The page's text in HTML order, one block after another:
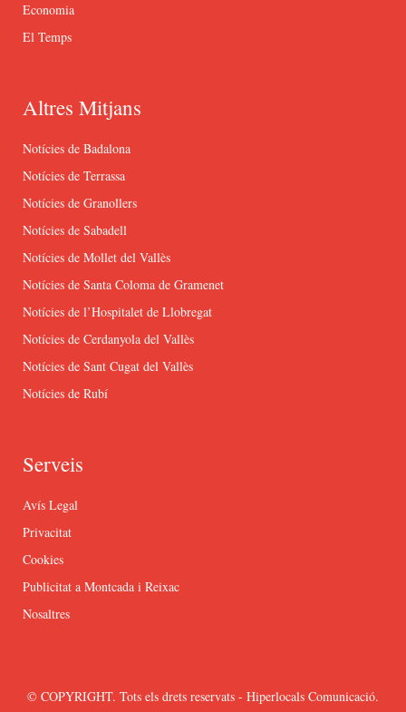
Economia
El Temps
Altres Mitjans
Notícies de Badalona
Notícies de Terrassa
Notícies de Granollers
Notícies de Sabadell
Notícies de Mollet del Vallès
Notícies de Santa Coloma de Gramenet
Notícies de l’Hospitalet de Llobregat
Notícies de Cerdanyola del Vallès
Notícies de Sant Cugat del Vallès
Notícies de Rubí
Serveis
Avís Legal
Privacitat
Cookies
Publicitat a Montcada i Reixac
Nosaltres
© COPYRIGHT. Tots els drets reservats - Hiperlocals Comunicació.